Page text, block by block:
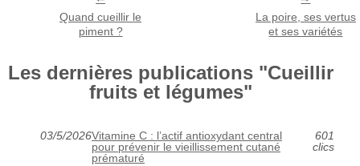
Quand cueillir le
piment ?
La poire, ses vertus
et ses variétés
Les dernières publications "Cueillir
fruits et légumes"
03/5/2026Vitamine C : l’actif antioxydant central
pour prévenir le vieillissement cutané
prématuré
601
clics